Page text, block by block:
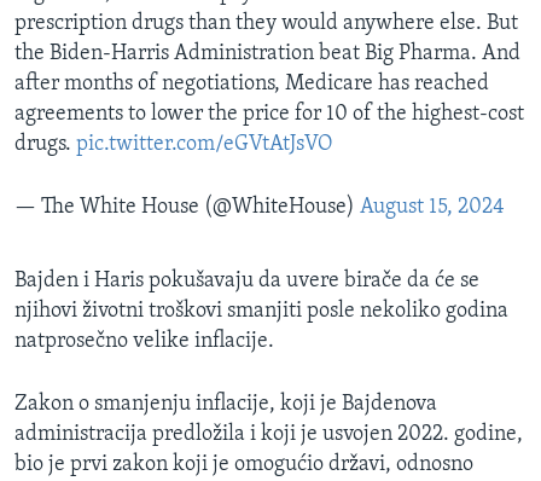
prescription drugs than they would anywhere else. But
the Biden-Harris Administration beat Big Pharma. And
after months of negotiations, Medicare has reached
agreements to lower the price for 10 of the highest-cost
drugs. pic.twitter.com/eGVtAtJsVO
— The White House (@WhiteHouse) August 15, 2024
Bajden i Haris pokušavaju da uvere birače da će se
njihovi životni troškovi smanjiti posle nekoliko godina
natprosečno velike inflacije.
Zakon o smanjenju inflacije, koji je Bajdenova
administracija predložila i koji je usvojen 2022. godine,
bio je prvi zakon koji je omogućio državi, odnosno